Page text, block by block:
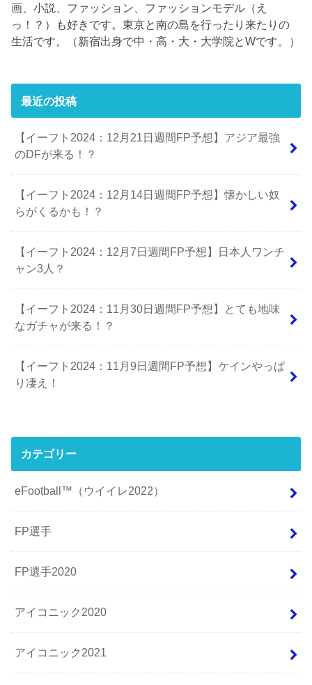
画、小説、ファッション、ファッションモデル（え
っ！？）も好きです。東京と南の島を行ったり来たりの
生活です。（新宿出身で中・高・大・大学院とWです。）
最近の投稿
【イーフト2024：12月21日週間FP予想】アジア最強
のDFが来る！？
【イーフト2024：12月14日週間FP予想】懐かしい奴
らがくるかも！？
【イーフト2024：12月7日週間FP予想】日本人ワンチ
ャン3人？
【イーフト2024：11月30日週間FP予想】とても地味
なガチャが来る！？
【イーフト2024：11月9日週間FP予想】ケインやっぱ
り凄え！
カテゴリー
eFootball™（ウイイレ2022）
FP選手
FP選手2020
アイコニック2020
アイコニック2021